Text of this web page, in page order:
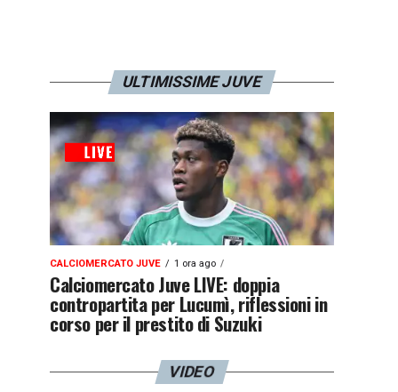
ULTIMISSIME JUVE
CALCIOMERCATO JUVE 1 ora ago
Calciomercato Juve LIVE: doppia
contropartita per Lucumì, riflessioni in
corso per il prestito di Suzuki
VIDEO